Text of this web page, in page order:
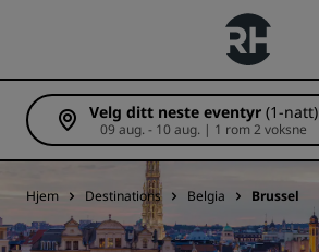
Velg ditt neste eventyr (1-natt)
09 aug. - 10 aug. | 1 rom 2 voksne
Hjem Destinations Belgia Brussel